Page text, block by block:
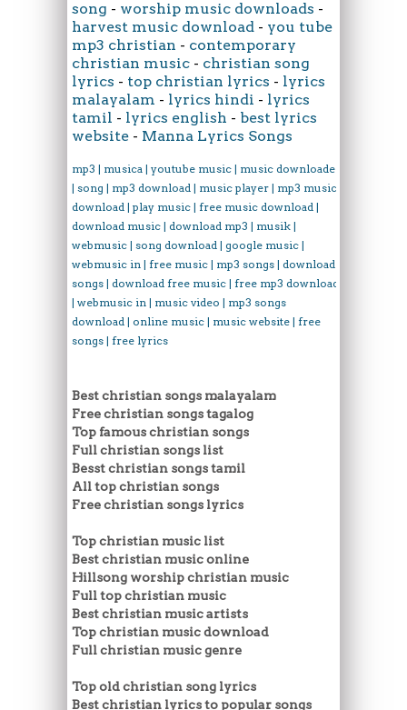
song - worship music downloads -
harvest music download - you tube
mp3 christian - contemporary
christian music - christian song
lyrics - top christian lyrics - lyrics
malayalam - lyrics hindi - lyrics
tamil - lyrics english - best lyrics
website - Manna Lyrics Songs
mp3 | musica | youtube music | music downloader
| song | mp3 download | music player | mp3 music
download | play music | free music download |
download music | download mp3 | musik |
webmusic | song download | google music |
webmusic in | free music | mp3 songs | download
songs | download free music | free mp3 download
| webmusic in | music video | mp3 songs
download | online music | music website | free
songs | free lyrics
Best christian songs malayalam
Free christian songs tagalog
Top famous christian songs
Full christian songs list
Besst christian songs tamil
All top christian songs
Free christian songs lyrics
Top christian music list
Best christian music online
Hillsong worship christian music
Full top christian music
Best christian music artists
Top christian music download
Full christian music genre
Top old christian song lyrics
Best christian lyrics to popular songs